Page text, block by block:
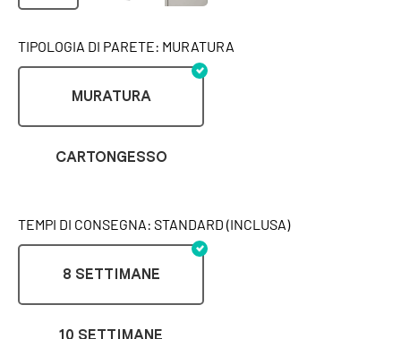
TIPOLOGIA DI PARETE: MURATURA
MURATURA
CARTONGESSO
TEMPI DI CONSEGNA: STANDARD (INCLUSA)
8 SETTIMANE
10 SETTIMANE